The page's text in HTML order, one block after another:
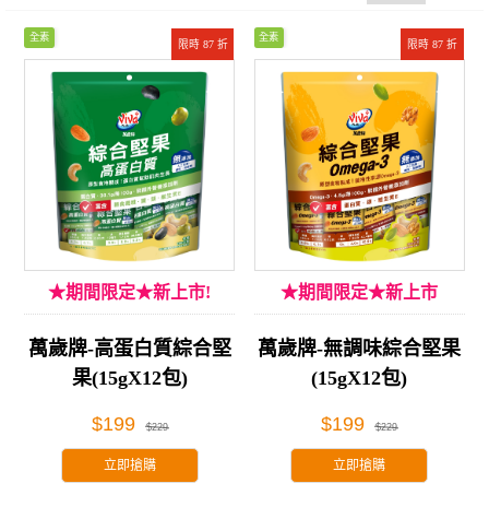
限時 87 折
全素
★期間限定★新上市!
萬歲牌-高蛋白質綜合堅
果(15gX12包)
$199 $229
立即搶購
限時 87 折
全素
★期間限定★新上市
萬歲牌-無調味綜合堅果
(15gX12包)
$199 $229
立即搶購